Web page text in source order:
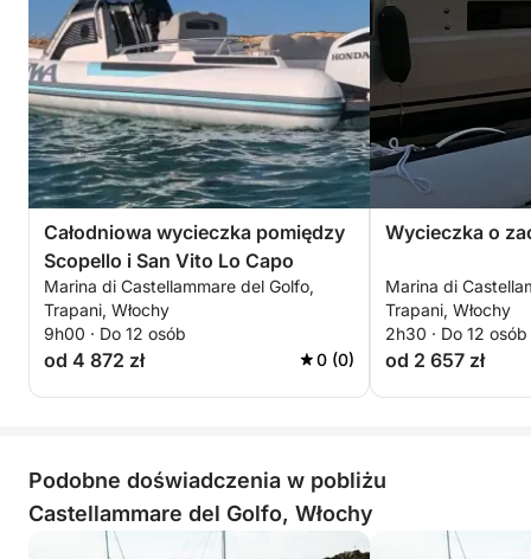
Całodniowa wycieczka pomiędzy
Scopello i San Vito Lo Capo
Marina di Castellammare del Golfo,
Trapani, Włochy
9h00 · Do 12 osób
od 4 872 zł 0 (0)
Wycieczka o
Marina di
Trapani, Włochy
2h30 · Do 12 osób
od 2 657 zł
Podobne doświadczenia w pobliżu
Castellammare del Golfo, Włochy